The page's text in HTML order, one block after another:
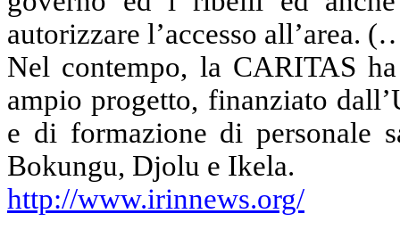
autorizzare l’accesso all’area.
Nel contempo, la CARITAS
ampio progetto, finanziato
e di formazione di personale
Bokungu, Djolu e Ikela.
http://www.irinnews.org/